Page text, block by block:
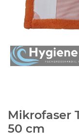
Mikrofaser
50 cm